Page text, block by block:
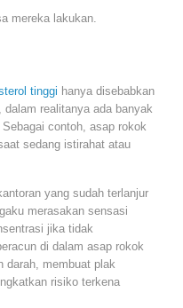
mereka lakukan.
tinggi hanya disebabkan
realitanya ada banyak
contoh, asap rokok
sedang istirahat atau
yang sudah terlanjur
merasakan sensasi
jika tidak
di dalam asap rokok
darah, membuat plak
risiko terkena